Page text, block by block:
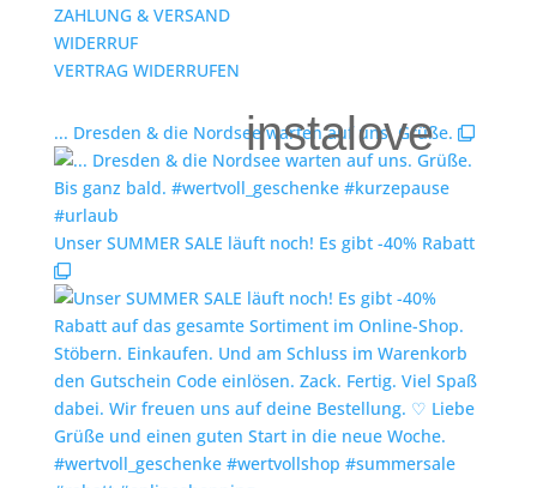
ZAHLUNG & VERSAND
WIDERRUF
VERTRAG WIDERRUFEN
instalove
... Dresden & die Nordsee warten auf uns. Grüße.
Unser SUMMER SALE läuft noch! Es gibt -40% Rabatt